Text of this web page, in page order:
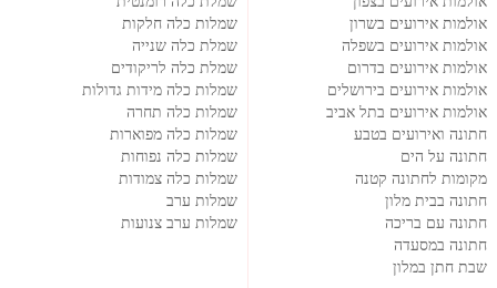
אולמות אירועים בשרון
אולמות אירועים בשפלה
אולמות אירועים בדרום
אולמות אירועים בירושלים
אולמות אירועים בתל אביב
חתונה ואירועים בטבע
חתונה על הים
מקומות לחתונה קטנה
חתונה בבית מלון
חתונה עם בריכה
חתונה במסעדה
שבת חתן במלון
שמלות כלה חלקות
שמלת כלה שנייה
שמלת כלה לריקודים
שמלות כלה מידות גדולות
שמלות כלה תחרה
שמלות כלה מפוארות
שמלות כלה נפוחות
שמלות כלה צמודות
שמלות ערב
שמלות ערב צנועות